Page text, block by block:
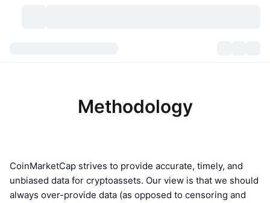
代幣解鎖
加密貨幣數量
新
動態
API
Methodology
CoinMarketCap strives to provide accurate, timely, and
unbiased data for cryptoassets. Our view is that we should
always over-provide data (as opposed to censoring and